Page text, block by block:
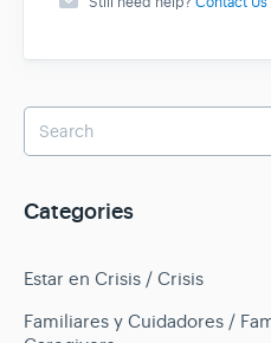
Categories
Estar en Crisis / Crisis
Familiares y Cuidadores /